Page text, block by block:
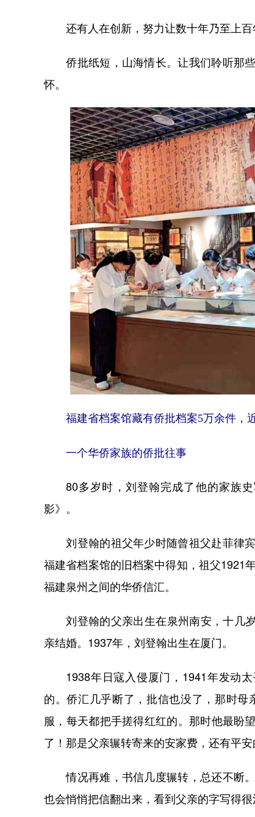
还有人在创新，努力让数十年乃至上百
侨批纸短，山海情长。让我们聆听那些
怀。
福建省档案馆藏有侨批档案5万余件，近
一个华侨家族的侨批往事
80多岁时，刘登翰完成了他的家族史
影》。
刘登翰的祖父年少时随曾祖父赴菲律宾
福建省档案馆的旧档案中得知，祖父1921
福建泉州之间的华侨信汇。
刘登翰的父亲出生在泉州南安，十几岁
亲结婚。1937年，刘登翰出生在厦门。
1938年日寇入侵厦门，1941年发动太
的。侨汇几乎断了，批信也没了，那时
服，每天都把手搓得红红的。那时他最盼
了！那是父亲辗转寄来的安家费，还有平
情况再难，书信几度辗转，总还不断。
也会悄悄把信翻出来，看到父亲的字写得很